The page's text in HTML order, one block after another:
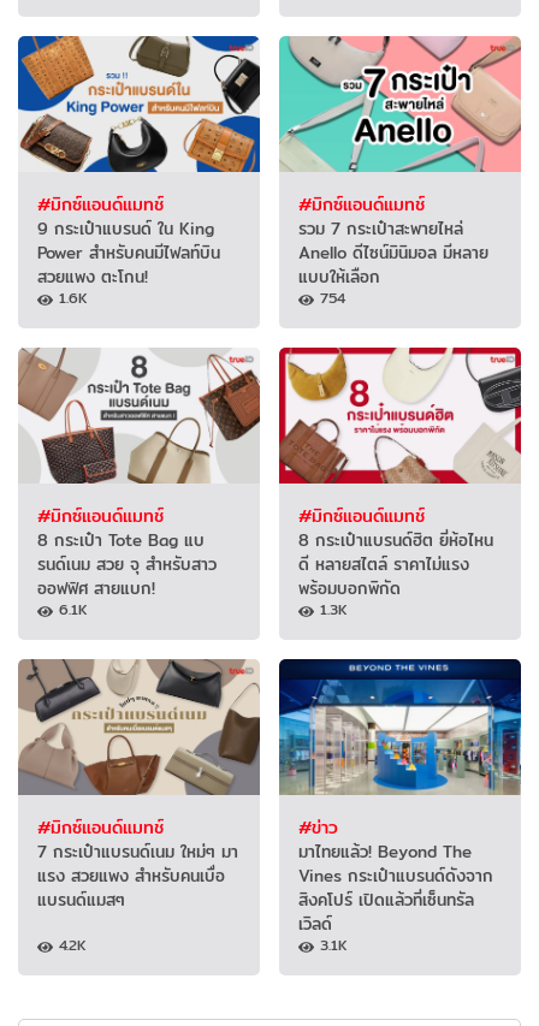
#มิกซ์แอนด์แมทช์
9 กระเป๋าแบรนด์ ใน King
Power สำหรับคนมีไฟลท์บิน
สวยแพง ตะโกน!
1.6K
#มิกซ์แอนด์แมทช์
รวม 7 กระเป๋าสะพายไหล่
Anello ดีไซน์มินิมอล มีหลาย
แบบให้เลือก
754
#มิกซ์แอนด์แมทช์
8 กระเป๋า Tote Bag แบ
รนด์เนม สวย จุ สำหรับสาว
ออฟฟิศ สายแบก!
6.1K
#มิกซ์แอนด์แมทช์
8 กระเป๋าแบรนด์ฮิต ยี่ห้อไหน
ดี หลายสไตล์ ราคาไม่แรง
พร้อมบอกพิกัด
1.3K
#มิกซ์แอนด์แมทช์
7 กระเป๋าแบรนด์เนม ใหม่ๆ มา
แรง สวยแพง สำหรับคนเบื่อ
แบรนด์แมสๆ
4.2K
#ข่าว
มาไทยแล้ว! Beyond The
Vines กระเป๋าแบรนด์ดังจาก
สิงคโปร์ เปิดแล้วที่เซ็นทรัล
เวิลด์
3.1K